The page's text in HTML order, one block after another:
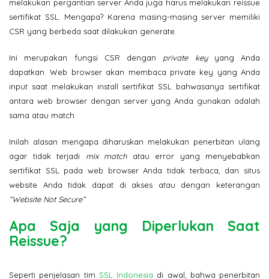
melakukan pergantian server Anda juga harus melakukan reissue
sertifikat SSL. Mengapa? Karena masing-masing server memiliki
CSR yang berbeda saat dilakukan generate.
Ini merupakan fungsi CSR dengan private keyyang Anda
dapatkan. Web browser akan membaca private key yang Anda
input saat melakukan install sertifikat SSL bahwasanya sertifikat
antara web browser dengan server yang Anda gunakan adalah
sama atau match
Inilah alasan mengapa diharuskan melakukan penerbitan ulang
agar tidak terjadi mix matchatau error yang menyebabkan
sertifikat SSL pada web browser Anda tidak terbaca, dan situs
website Anda tidak dapat di akses atau dengan keterangan
“Website Not Secure”
Apa Saja yang Diperlukan Saat
Reissue?
Seperti penjelasan tim SSL Indonesia di awal, bahwa penerbitan